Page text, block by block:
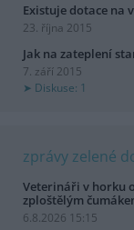
Existuje dotace na
23. října 2015
Jak na zateplení
7. září 2015
Diskuse: 1
zprávy zelené
Veterináři v horku
zploštělým
6.8.2026 15:15